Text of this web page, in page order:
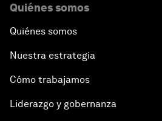
Quiénes somos
Quiénes somos
Nuestra estrategia
Cómo trabajamos
Liderazgo y gobernanza